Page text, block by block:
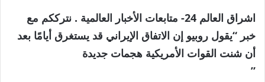
اشراق العالم 24- متابعات الأخبار العالمية . نترككم مع
خبر “يقول روبيو إن الاتفاق الإيراني قد يستغرق أيامًا بعد
أن شنت القوات الأمريكية هجمات جديدة
”